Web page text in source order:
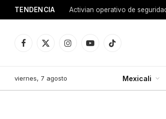
TENDENCIA Activian operativo de
Facebook
X
InstagramYouTubeTikTok
viernes, 7 agosto Mexicali